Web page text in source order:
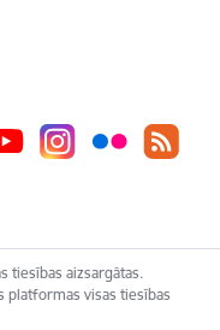
tiesības aizsargātas.
platformas visas tiesības